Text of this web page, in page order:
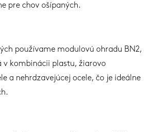
pre chov ošípaných.
používame modulovú ohradu BN2,
v kombinácii plastu, žiarovo
a nehrdzavejúcej ocele, čo je ideálne